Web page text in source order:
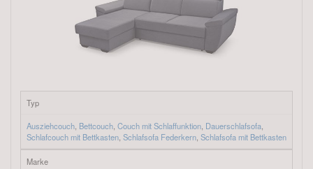
Typ
Ausziehcouch, Bettcouch, Couch mit Schlaffunktion, Dauerschlafsofa,
Schlafcouch mit Bettkasten, Schlafsofa Federkern, Schlafsofa mit Bettkasten
Marke